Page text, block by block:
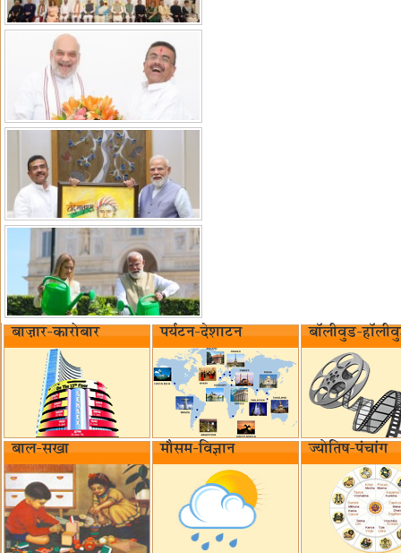
बाज़ार-कारोबार पर्यटन-देशाटन बॉलीवुड-
बाल-सखा मौसम-विज्ञान ज्योतिष-पंचांग